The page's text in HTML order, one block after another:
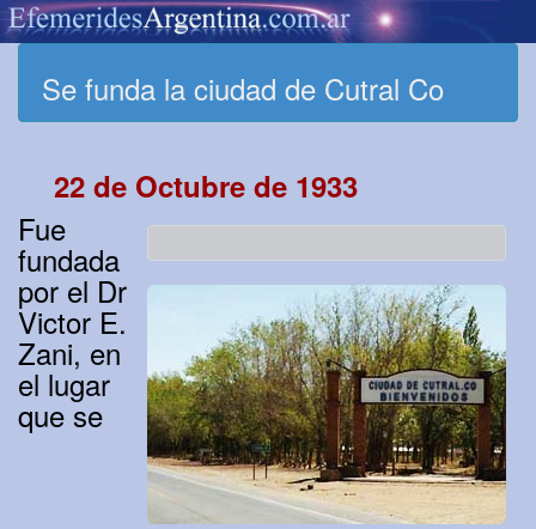
Se funda la ciudad de Cutral Co
22 de Octubre de 1933
Fue
fundada
por el Dr
Victor E.
Zani, en
el lugar
que se